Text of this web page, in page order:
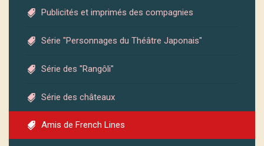
Publicités et imprimés des compagnies
Série "Personnages du Théâtre Japonais"
Série des "Rangôli"
Série des châteaux
Amis de French Lines